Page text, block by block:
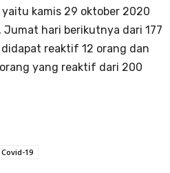
kamis 29 oktober 2020
hari berikutnya dari 177
reaktif 12 orang dan
yang reaktif dari 200
19